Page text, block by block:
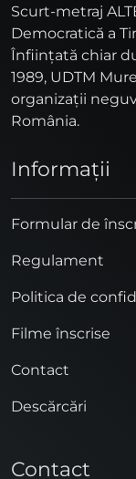
Scurt-metraj
Democratică a
Înfiinţată chiar
1989, UDTM
organizaţii
România.
Informaţii
Formular de
Regulament
Politica de
Filme înscrise
Contact
Descărcări
Contact